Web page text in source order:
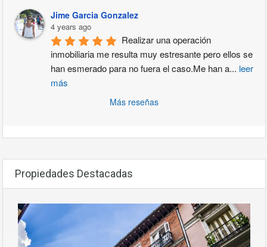
Jime Garcia Gonzalez
4 years ago
Realizar una operación
inmobiliaria me resulta muy estresante pero ellos se
han esmerado para no fuera el caso.Me han a... leer
más
Más reseñas
Propiedades Destacadas